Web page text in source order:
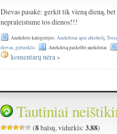
Dievas pasakė: gerkit tik vieną dieną,
nepraleistume tos dienos!!!
Anekdoto kategorijos: Anekdotai apie alkoholį ,
dievas ,girtuoklis Anekdotą paskelbė anekdotai
komentarų nėra »
Tautiniai
(8balsų, vidurkis:3.88)